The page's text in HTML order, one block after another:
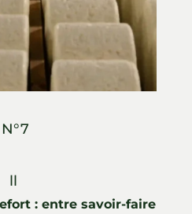
N°7
ll
: entre savoir-faire